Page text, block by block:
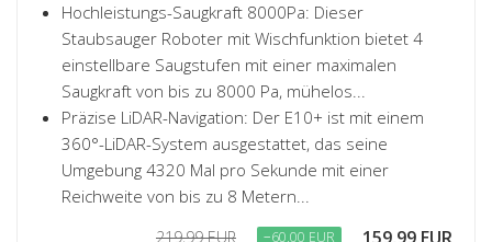
Hochleistungs-Saugkraft 8000Pa: Dieser
Staubsauger Roboter mit Wischfunktion bietet 4
einstellbare Saugstufen mit einer maximalen
Saugkraft von bis zu 8000 Pa, mühelos...
Präzise LiDAR-Navigation: Der E10+ ist mit einem
360°-LiDAR-System ausgestattet, das seine
Umgebung 4320 Mal pro Sekunde mit einer
Reichweite von bis zu 8 Metern...
219,99 EUR −60,00 EUR